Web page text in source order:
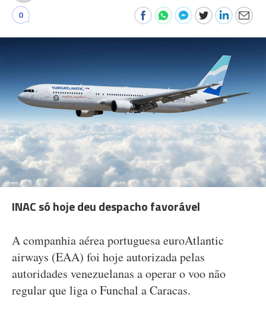
0
INAC só hoje deu despacho favorável
A companhia aérea portuguesa euroAtlantic
airways (EAA) foi hoje autorizada pelas
autoridades venezuelanas a operar o voo não
regular que liga o Funchal a Caracas.